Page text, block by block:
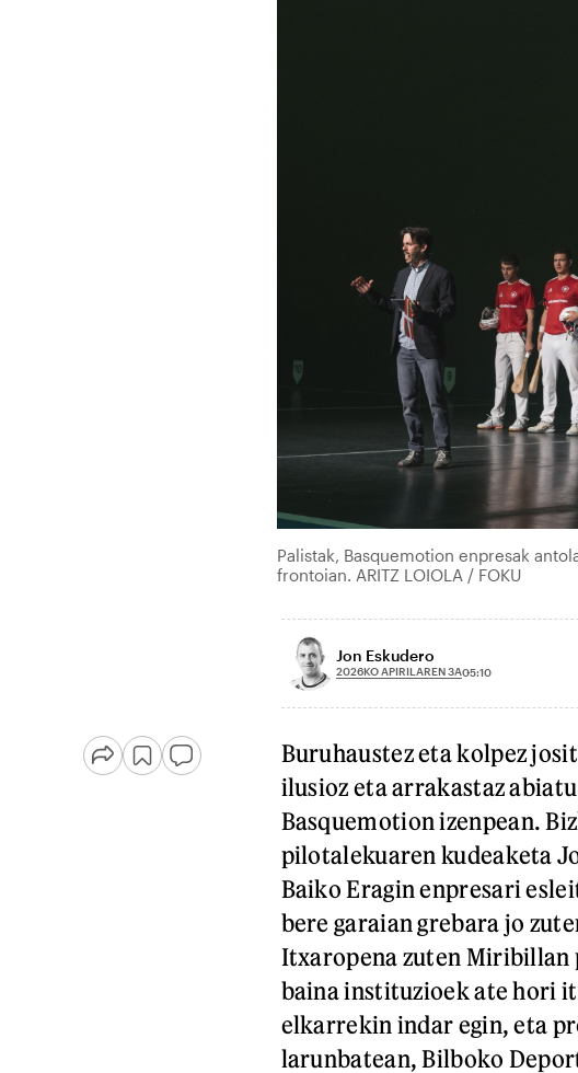
Palistak, Basquemotion enpresak
frontoian. ARITZ LOIOLA / FOKU
Jon Eskudero
2026KO APIRILAREN 3A05:10
Buruhaustez eta kolpez
ilusioz eta arrakastaz
Basquemotion izenpean.
pilotalekuaren kudeaketa
Baiko Eragin enpresari
bere garaian grebara jo
Itxaropena zuten Miribillan
baina instituzioek ate hori
elkarrekin indar egin, eta
larunbatean, Bilboko